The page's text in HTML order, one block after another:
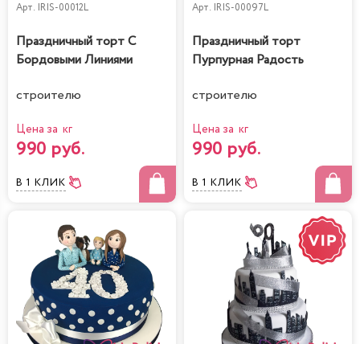
Арт. IRIS-00012L
Праздничный торт С
Бордовыми Линиями
строителю
Цена за кг
990 руб.
В 1 КЛИК
Арт. IRIS-00097L
Праздничный торт
Пурпурная Радость
строителю
Цена за кг
990 руб.
В 1 КЛИК